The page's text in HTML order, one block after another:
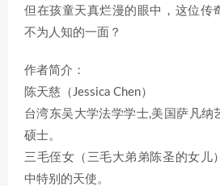
但在孩童天真烂漫的眼中，这位传
不为人知的一面？
作者简介：
陈天慈（Jessica Chen）
台湾东吴大学法学学士,美国萨凡纳
硕士。
三毛侄女（三毛大弟弟陈圣的女儿
中特别的天使。